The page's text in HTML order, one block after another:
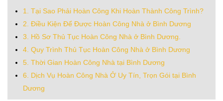
1. Tại Sao Phải Hoàn Công Khi Hoàn Thành Công Trình?
2. Điều Kiện Để Được Hoàn Công Nhà ở Bình Dương
3. Hồ Sơ Thủ Tục Hoàn Công Nhà ở Bình Dương.
4. Quy Trình Thủ Tục Hoàn Công Nhà ở Bình Dương
5. Thời Gian Hoàn Công Nhà tại Bình Dương
6. Dịch Vụ Hoàn Công Nhà Ở Uy Tín, Trọn Gói tại Bình
Dương